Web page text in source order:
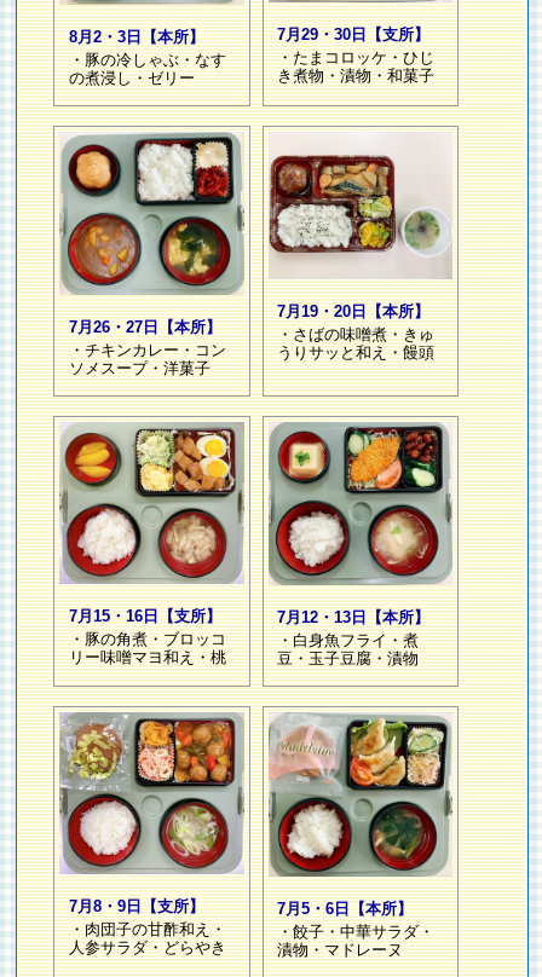
8月2・3日【本所】
・豚の冷しゃぶ・なす
の煮浸し・ゼリー
7月29・30日【支所】
・たまコロッケ・ひじ
き煮物・漬物・和菓子
7月26・27日【本所】
・チキンカレー・コン
ソメスープ・洋菓子
7月19・20日【本所】
・さばの味噌煮・きゅ
うりサッと和え・饅頭
7月15・16日【支所】
・豚の角煮・ブロッコ
リー味噌マヨ和え・桃
7月12・13日【本所】
・白身魚フライ・煮
豆・玉子豆腐・漬物
7月8・9日【支所】
・肉団子の甘酢和え・
人参サラダ・どらやき
7月5・6日【本所】
・餃子・中華サラダ・
漬物・マドレーヌ